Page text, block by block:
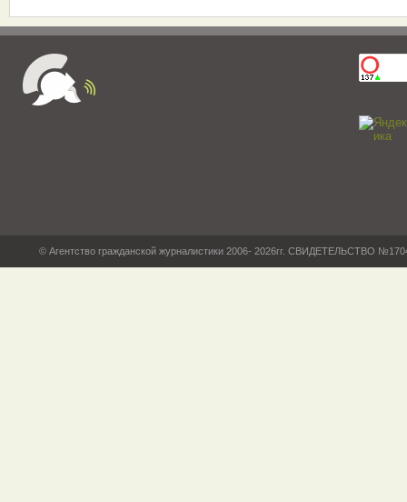
© Агентство гражданской журналистики 2006- 2026гг. СВИДЕТЕЛЬСТВО